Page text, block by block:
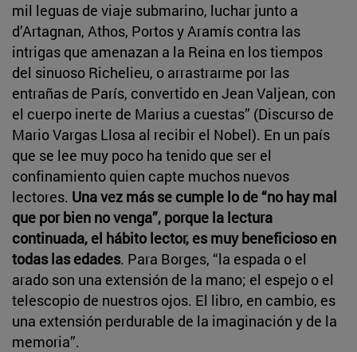
mil leguas de viaje submarino, luchar junto a
d’Artagnan, Athos, Portos y Aramís contra las
intrigas que amenazan a la Reina en los tiempos
del sinuoso Richelieu, o arrastrarme por las
entrañas de París, convertido en Jean Valjean, con
el cuerpo inerte de Marius a cuestas” (Discurso de
Mario Vargas Llosa al recibir el Nobel). En un país
que se lee muy poco ha tenido que ser el
confinamiento quien capte muchos nuevos
lectores. Una vez más se cumple lo de “no hay mal
que por bien no venga”, porque la lectura
continuada, el hábito lector, es muy beneficioso en
todas las edades. Para Borges, “la espada o el
arado son una extensión de la mano; el espejo o el
telescopio de nuestros ojos. El libro, en cambio, es
una extensión perdurable de la imaginación y de la
memoria”.